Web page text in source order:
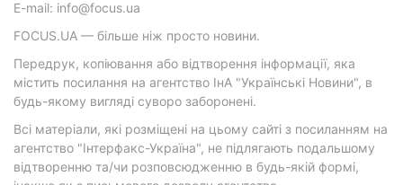
E-mail: info@focus.ua
FOCUS.UA — більше ніж просто новини.
Передрук, копіювання або відтворення інформації, яка
містить посилання на агентство ІнА "Українські Новини", в
будь-якому вигляді суворо заборонені.
Всі матеріали, які розміщені на цьому сайті з посиланням на
агентство "Інтерфакс-Україна", не підлягають подальшому
відтворенню та/чи розповсюдженню в будь-якій формі,